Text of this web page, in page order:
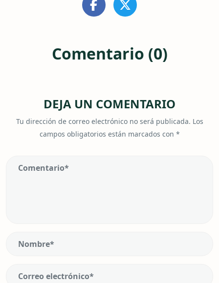
Comentario (0)
DEJA UN COMENTARIO
Tu dirección de correo electrónico no será publicada. Los
campos obligatorios están marcados con *